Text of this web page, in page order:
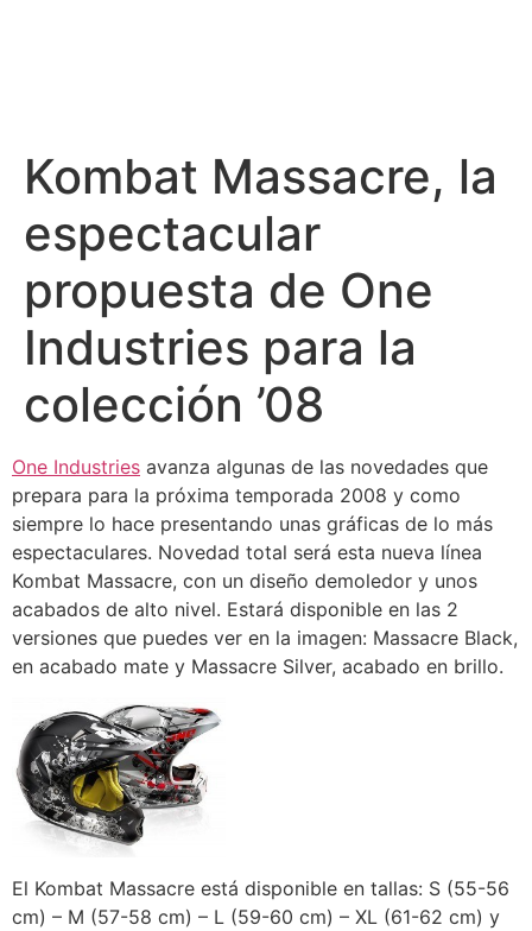
Kombat Massacre, la
espectacular
propuesta de One
Industries para la
colección ’08
One Industries avanza algunas de las novedades que
prepara para la próxima temporada 2008 y como
siempre lo hace presentando unas gráficas de lo más
espectaculares. Novedad total será esta nueva línea
Kombat Massacre, con un diseño demoledor y unos
acabados de alto nivel. Estará disponible en las 2
versiones que puedes ver en la imagen: Massacre Black,
en acabado mate y Massacre Silver, acabado en brillo.
El Kombat Massacre está disponible en tallas: S (55-56
cm) – M (57-58 cm) – L (59-60 cm) – XL (61-62 cm) y